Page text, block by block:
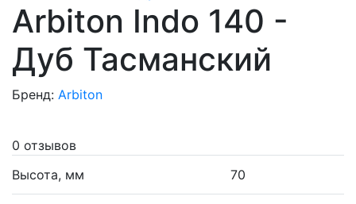
Arbiton Indo 140 -
Дуб Тасманский
Бренд: Arbiton
0 отзывов
Высота, мм
70